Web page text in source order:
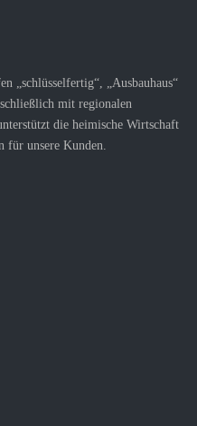
„schlüsselfertig“, „Ausbauhaus“
mit regionalen
die heimische Wirtschaft
für unsere Kunden.